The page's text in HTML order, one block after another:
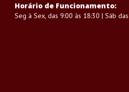
Horário de Funcionamento:
Seg à Sex, das 9:00 às 18:30 | Sáb